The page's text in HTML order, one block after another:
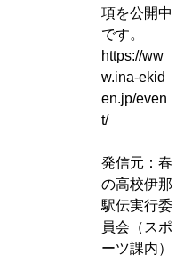
項を公開中
です。
https://ww
w.ina-ekid
en.jp/even
t/
発信元：春
の高校伊那
駅伝実行委
員会（スポ
ーツ課内）